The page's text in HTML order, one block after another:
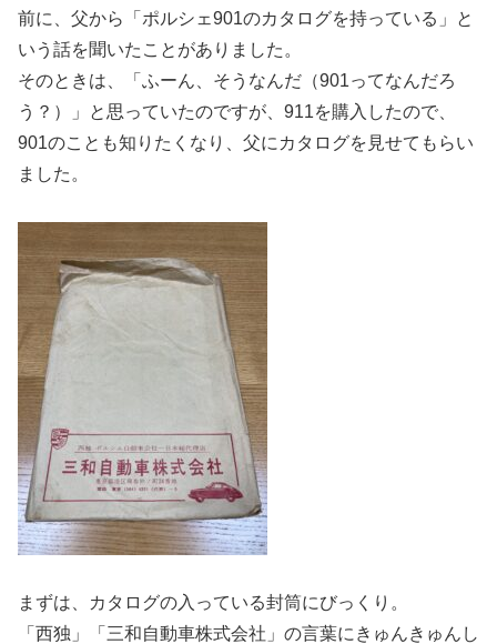
前に、父から「ポルシェ901のカタログを持っている」と
いう話を聞いたことがありました。
そのときは、「ふーん、そうなんだ（901ってなんだろ
う？）」と思っていたのですが、911を購入したので、
901のことも知りたくなり、父にカタログを見せてもらい
ました。
まずは、カタログの入っている封筒にびっくり。
「西独」「三和自動車株式会社」の言葉にきゅんきゅんし